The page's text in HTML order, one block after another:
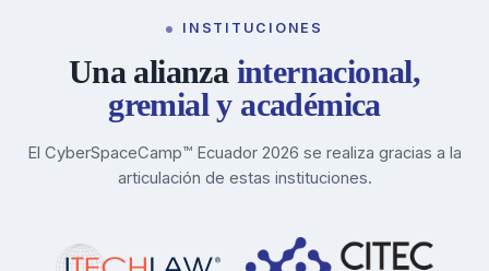
INSTITUCIONES
Una alianza internacional,
gremial y académica
El CyberSpaceCamp™ Ecuador 2026 se realiza gracias a la
articulación de estas instituciones.